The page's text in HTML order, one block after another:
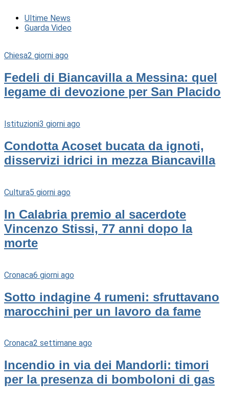
Ultime News
Guarda Video
Chiesa2 giorni ago
Fedeli di Biancavilla a Messina: quel
legame di devozione per San Placido
Istituzioni3 giorni ago
Condotta Acoset bucata da ignoti,
disservizi idrici in mezza Biancavilla
Cultura5 giorni ago
In Calabria premio al sacerdote
Vincenzo Stissi, 77 anni dopo la
morte
Cronaca6 giorni ago
Sotto indagine 4 rumeni: sfruttavano
marocchini per un lavoro da fame
Cronaca2 settimane ago
Incendio in via dei Mandorli: timori
per la presenza di bomboloni di gas